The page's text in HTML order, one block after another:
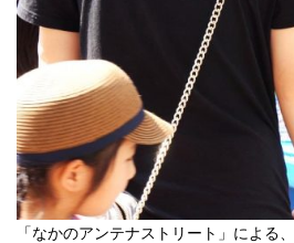
「なかのアンテナストリート」による